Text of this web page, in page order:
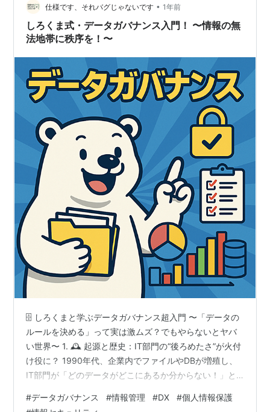
仕様です、それバグじゃないです • 1年前
しろくま式・データガバナンス入門！ 〜情報の無
法地帯に秩序を！〜
🗄 しろくまと学ぶデータガバナンス超入門 〜「データの
ルールを決める」って実は激ムズ？でもやらないとヤバ
い世界〜 1. 🕰 起源と歴史：IT部門の“後ろめたさ”が火付
け役に？ 1990年代、企業内でファイルやDBが増殖し、
IT部門が「どのデータがどこにあるか分からない！」と
タやデータ分析を重視し、部門ごとの“データシロ”を解消
#データガバナンス #情報管理 #DX #個人情報保護